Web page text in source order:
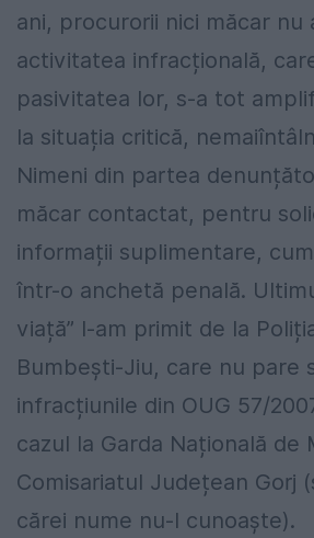
ani, procurorii nici măcar nu
activitatea infracțională,
pasivitatea lor, s-a tot
la situația critică,
Nimeni din partea
măcar contactat, pentru
informații suplimentare,
într-o anchetă penală.
viață” l-am primit de la
Bumbești-Jiu, care nu pare
infracțiunile din OUG 57/
cazul la Garda Națională de
Comisariatul Județean Gorj
cărei nume nu-l cunoaște).